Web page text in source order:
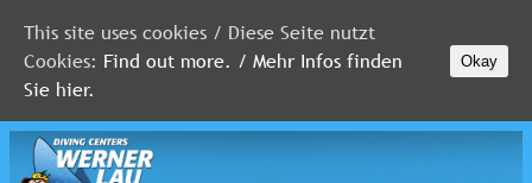
MALEDIVEN
ROTES
MEER
This site uses cookies / Diese Seite nutzt
Cookies: Find out more. / Mehr Infos finden
Sie hier.
Okay